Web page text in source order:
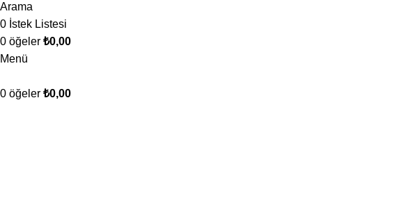
Arama
0 İstek Listesi
0 öğeler ₺0,00
Menü
0 öğeler ₺0,00